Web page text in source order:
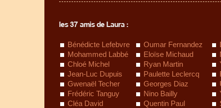
les 37 amis de Laura :
Bénédicte Lefebvre Oumar Fernandez
Mohammed Labbé
Eloïse Michaud
Chloé Michel
Ryan Martin
Jean-Luc Dupuis
Paulette Leclercq
Gwenaël Techer
Georges Diaz
Frédéric Tanguy
Nino Bailly
Cléa David
Quentin Paul